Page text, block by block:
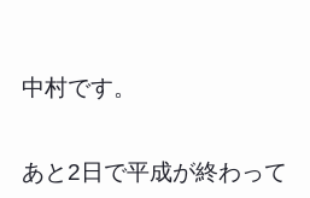
中村です。
あと2日で平成が終わって